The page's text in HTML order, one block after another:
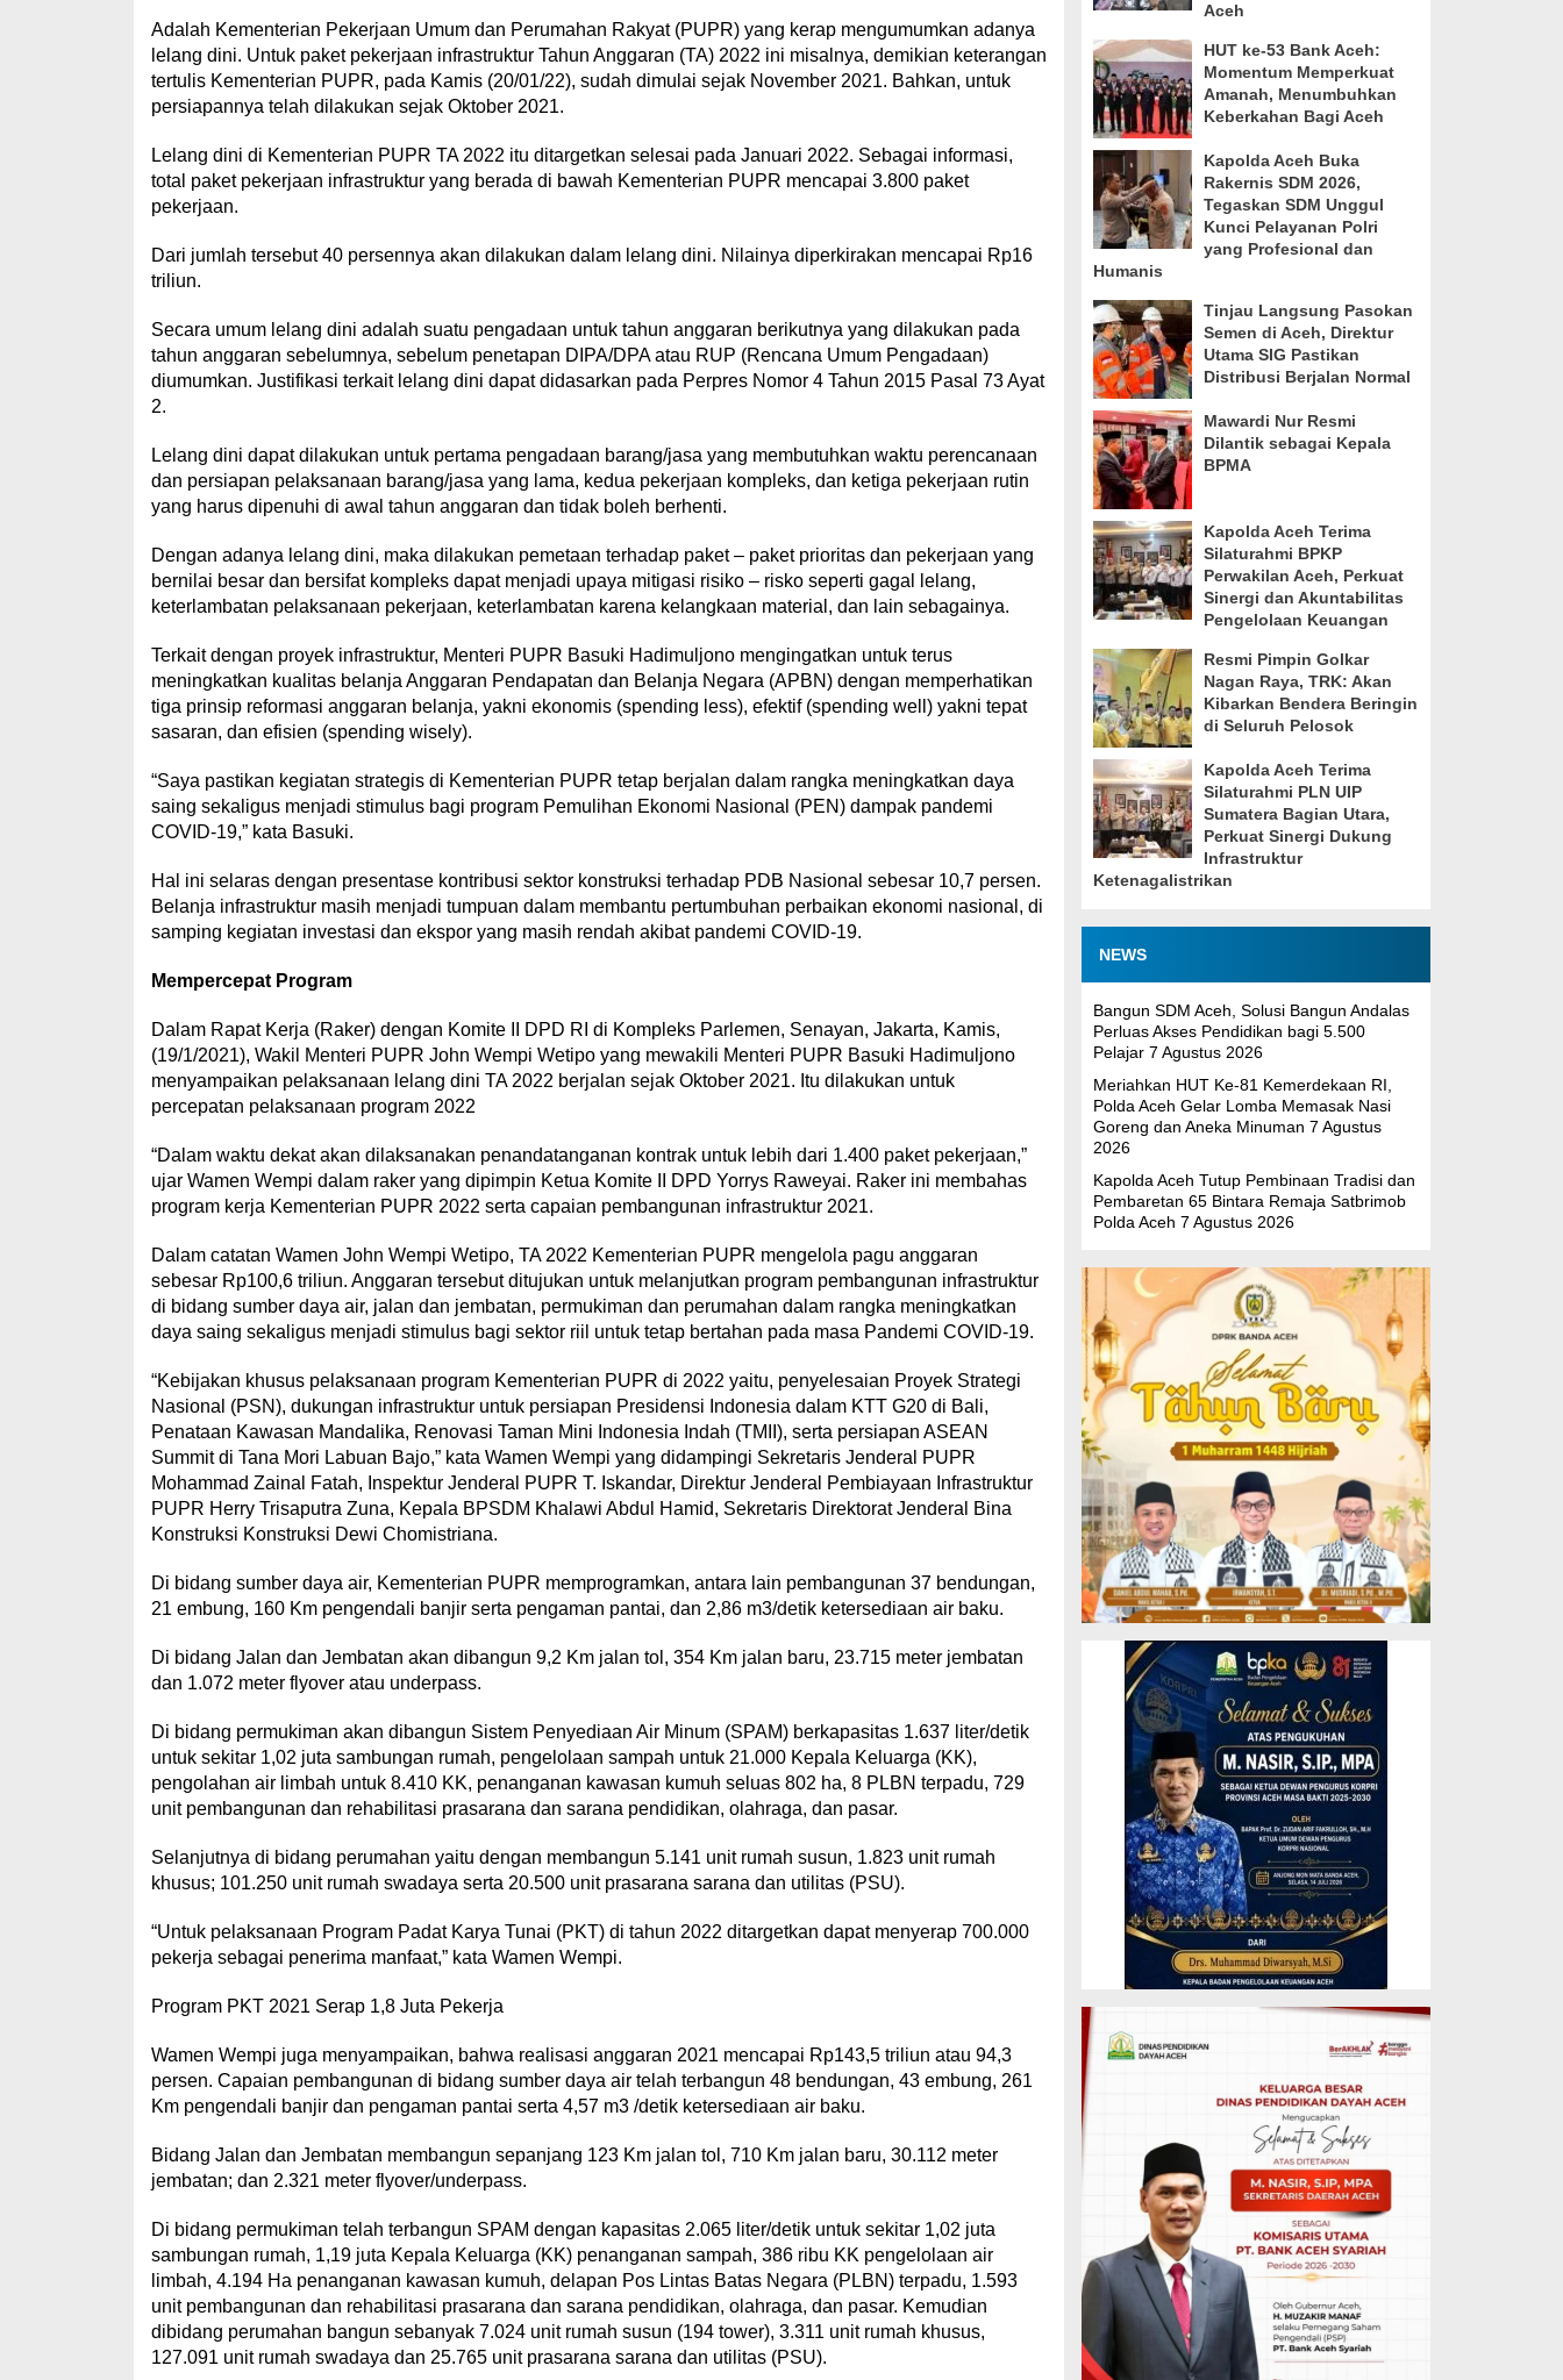
Adalah Kementerian Pekerjaan Umum dan Perumahan Rakyat (PUPR) yang kerap mengumumkan adanya
lelang dini. Untuk paket pekerjaan infrastruktur Tahun Anggaran (TA) 2022 ini misalnya, demikian keterangan
tertulis Kementerian PUPR, pada Kamis (20/01/22), sudah dimulai sejak November 2021. Bahkan, untuk
persiapannya telah dilakukan sejak Oktober 2021.
Lelang dini di Kementerian PUPR TA 2022 itu ditargetkan selesai pada Januari 2022. Sebagai informasi,
total paket pekerjaan infrastruktur yang berada di bawah Kementerian PUPR mencapai 3.800 paket
pekerjaan.
Dari jumlah tersebut 40 persennya akan dilakukan dalam lelang dini. Nilainya diperkirakan mencapai Rp16
triliun.
Secara umum lelang dini adalah suatu pengadaan untuk tahun anggaran berikutnya yang dilakukan pada
tahun anggaran sebelumnya, sebelum penetapan DIPA/DPA atau RUP (Rencana Umum Pengadaan)
diumumkan. Justifikasi terkait lelang dini dapat didasarkan pada Perpres Nomor 4 Tahun 2015 Pasal 73 Ayat
2.
Lelang dini dapat dilakukan untuk pertama pengadaan barang/jasa yang membutuhkan waktu perencanaan
dan persiapan pelaksanaan barang/jasa yang lama, kedua pekerjaan kompleks, dan ketiga pekerjaan rutin
yang harus dipenuhi di awal tahun anggaran dan tidak boleh berhenti.
Dengan adanya lelang dini, maka dilakukan pemetaan terhadap paket – paket prioritas dan pekerjaan yang
bernilai besar dan bersifat kompleks dapat menjadi upaya mitigasi risiko – risko seperti gagal lelang,
keterlambatan pelaksanaan pekerjaan, keterlambatan karena kelangkaan material, dan lain sebagainya.
Terkait dengan proyek infrastruktur, Menteri PUPR Basuki Hadimuljono mengingatkan untuk terus
meningkatkan kualitas belanja Anggaran Pendapatan dan Belanja Negara (APBN) dengan memperhatikan
tiga prinsip reformasi anggaran belanja, yakni ekonomis (spending less), efektif (spending well) yakni tepat
sasaran, dan efisien (spending wisely).
“Saya pastikan kegiatan strategis di Kementerian PUPR tetap berjalan dalam rangka meningkatkan daya
saing sekaligus menjadi stimulus bagi program Pemulihan Ekonomi Nasional (PEN) dampak pandemi
COVID-19,” kata Basuki.
Hal ini selaras dengan presentase kontribusi sektor konstruksi terhadap PDB Nasional sebesar 10,7 persen.
Belanja infrastruktur masih menjadi tumpuan dalam membantu pertumbuhan perbaikan ekonomi nasional, di
samping kegiatan investasi dan ekspor yang masih rendah akibat pandemi COVID-19.
Mempercepat Program
Dalam Rapat Kerja (Raker) dengan Komite II DPD RI di Kompleks Parlemen, Senayan, Jakarta, Kamis,
(19/1/2021), Wakil Menteri PUPR John Wempi Wetipo yang mewakili Menteri PUPR Basuki Hadimuljono
menyampaikan pelaksanaan lelang dini TA 2022 berjalan sejak Oktober 2021. Itu dilakukan untuk
percepatan pelaksanaan program 2022
“Dalam waktu dekat akan dilaksanakan penandatanganan kontrak untuk lebih dari 1.400 paket pekerjaan,”
ujar Wamen Wempi dalam raker yang dipimpin Ketua Komite II DPD Yorrys Raweyai. Raker ini membahas
program kerja Kementerian PUPR 2022 serta capaian pembangunan infrastruktur 2021.
Dalam catatan Wamen John Wempi Wetipo, TA 2022 Kementerian PUPR mengelola pagu anggaran
sebesar Rp100,6 triliun. Anggaran tersebut ditujukan untuk melanjutkan program pembangunan infrastruktur
di bidang sumber daya air, jalan dan jembatan, permukiman dan perumahan dalam rangka meningkatkan
daya saing sekaligus menjadi stimulus bagi sektor riil untuk tetap bertahan pada masa Pandemi COVID-19.
“Kebijakan khusus pelaksanaan program Kementerian PUPR di 2022 yaitu, penyelesaian Proyek Strategi
Nasional (PSN), dukungan infrastruktur untuk persiapan Presidensi Indonesia dalam KTT G20 di Bali,
Penataan Kawasan Mandalika, Renovasi Taman Mini Indonesia Indah (TMII), serta persiapan ASEAN
Summit di Tana Mori Labuan Bajo,” kata Wamen Wempi yang didampingi Sekretaris Jenderal PUPR
Mohammad Zainal Fatah, Inspektur Jenderal PUPR T. Iskandar, Direktur Jenderal Pembiayaan Infrastruktur
PUPR Herry Trisaputra Zuna, Kepala BPSDM Khalawi Abdul Hamid, Sekretaris Direktorat Jenderal Bina
Konstruksi Konstruksi Dewi Chomistriana.
Di bidang sumber daya air, Kementerian PUPR memprogramkan, antara lain pembangunan 37 bendungan,
21 embung, 160 Km pengendali banjir serta pengaman pantai, dan 2,86 m3/detik ketersediaan air baku.
Di bidang Jalan dan Jembatan akan dibangun 9,2 Km jalan tol, 354 Km jalan baru, 23.715 meter jembatan
dan 1.072 meter flyover atau underpass.
Di bidang permukiman akan dibangun Sistem Penyediaan Air Minum (SPAM) berkapasitas 1.637 liter/detik
untuk sekitar 1,02 juta sambungan rumah, pengelolaan sampah untuk 21.000 Kepala Keluarga (KK),
pengolahan air limbah untuk 8.410 KK, penanganan kawasan kumuh seluas 802 ha, 8 PLBN terpadu, 729
unit pembangunan dan rehabilitasi prasarana dan sarana pendidikan, olahraga, dan pasar.
Selanjutnya di bidang perumahan yaitu dengan membangun 5.141 unit rumah susun, 1.823 unit rumah
khusus; 101.250 unit rumah swadaya serta 20.500 unit prasarana sarana dan utilitas (PSU).
“Untuk pelaksanaan Program Padat Karya Tunai (PKT) di tahun 2022 ditargetkan dapat menyerap 700.000
pekerja sebagai penerima manfaat,” kata Wamen Wempi.
Program PKT 2021 Serap 1,8 Juta Pekerja
Wamen Wempi juga menyampaikan, bahwa realisasi anggaran 2021 mencapai Rp143,5 triliun atau 94,3
persen. Capaian pembangunan di bidang sumber daya air telah terbangun 48 bendungan, 43 embung, 261
Km pengendali banjir dan pengaman pantai serta 4,57 m3 /detik ketersediaan air baku.
Bidang Jalan dan Jembatan membangun sepanjang 123 Km jalan tol, 710 Km jalan baru, 30.112 meter
jembatan; dan 2.321 meter flyover/underpass.
Di bidang permukiman telah terbangun SPAM dengan kapasitas 2.065 liter/detik untuk sekitar 1,02 juta
sambungan rumah, 1,19 juta Kepala Keluarga (KK) penanganan sampah, 386 ribu KK pengelolaan air
limbah, 4.194 Ha penanganan kawasan kumuh, delapan Pos Lintas Batas Negara (PLBN) terpadu, 1.593
unit pembangunan dan rehabilitasi prasarana dan sarana pendidikan, olahraga, dan pasar. Kemudian
dibidang perumahan bangun sebanyak 7.024 unit rumah susun (194 tower), 3.311 unit rumah khusus,
127.091 unit rumah swadaya dan 25.765 unit prasarana sarana dan utilitas (PSU).
Aceh
HUT ke-53 Bank Aceh:
Momentum Memperkuat
Amanah, Menumbuhkan
Keberkahan Bagi Aceh
Kapolda Aceh Buka
Rakernis SDM 2026,
Tegaskan SDM Unggul
Kunci Pelayanan Polri
yang Profesional dan
Humanis
Tinjau Langsung Pasokan
Semen di Aceh, Direktur
Utama SIG Pastikan
Distribusi Berjalan Normal
Mawardi Nur Resmi
Dilantik sebagai Kepala
BPMA
Kapolda Aceh Terima
Silaturahmi BPKP
Perwakilan Aceh, Perkuat
Sinergi dan Akuntabilitas
Pengelolaan Keuangan
Resmi Pimpin Golkar
Nagan Raya, TRK: Akan
Kibarkan Bendera Beringin
di Seluruh Pelosok
Kapolda Aceh Terima
Silaturahmi PLN UIP
Sumatera Bagian Utara,
Perkuat Sinergi Dukung
Infrastruktur
Ketenagalistrikan
NEWS
Bangun SDM Aceh, Solusi Bangun Andalas
Perluas Akses Pendidikan bagi 5.500
Pelajar 7 Agustus 2026
Meriahkan HUT Ke-81 Kemerdekaan RI,
Polda Aceh Gelar Lomba Memasak Nasi
Goreng dan Aneka Minuman 7 Agustus
2026
Kapolda Aceh Tutup Pembinaan Tradisi dan
Pembaretan 65 Bintara Remaja Satbrimob
Polda Aceh 7 Agustus 2026